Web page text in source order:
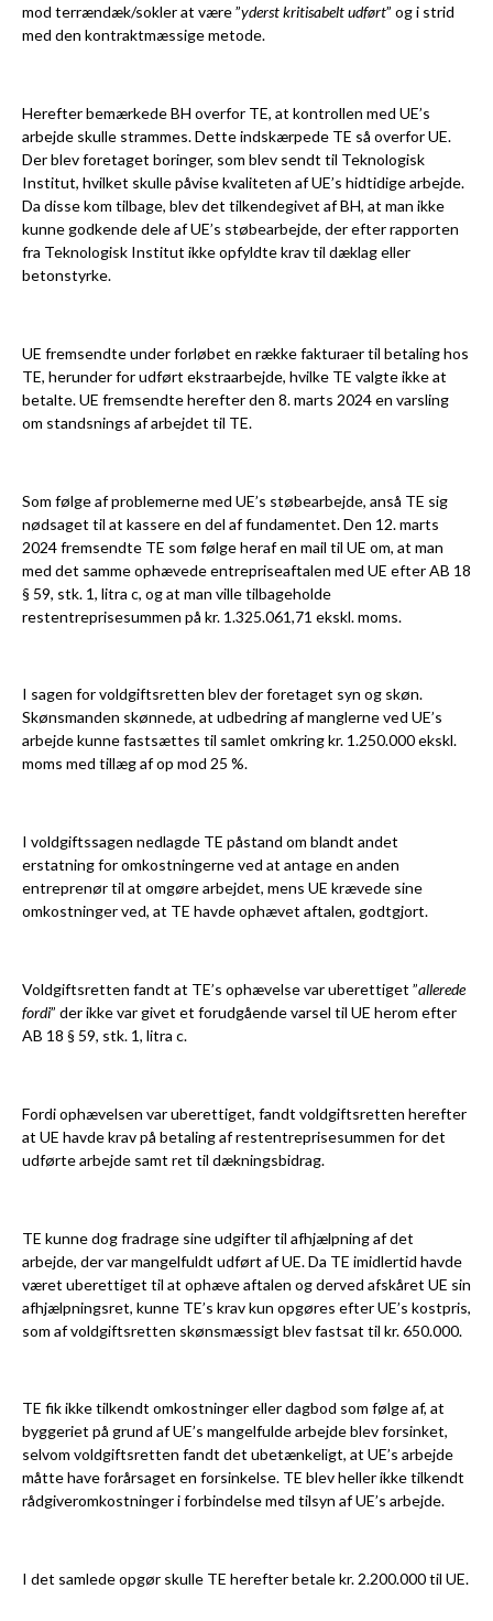
mod terrændæk/sokler at være ”yderst kritisabelt udført” og i strid
med den kontraktmæssige metode.
Herefter bemærkede BH overfor TE, at kontrollen med UE’s
arbejde skulle strammes. Dette indskærpede TE så overfor UE.
Der blev foretaget boringer, som blev sendt til Teknologisk
Institut, hvilket skulle påvise kvaliteten af UE’s hidtidige arbejde.
Da disse kom tilbage, blev det tilkendegivet af BH, at man ikke
kunne godkende dele af UE’s støbearbejde, der efter rapporten
fra Teknologisk Institut ikke opfyldte krav til dæklag eller
betonstyrke.
UE fremsendte under forløbet en række fakturaer til betaling hos
TE, herunder for udført ekstraarbejde, hvilke TE valgte ikke at
betalte. UE fremsendte herefter den 8. marts 2024 en varsling
om standsnings af arbejdet til TE.
Som følge af problemerne med UE’s støbearbejde, anså TE sig
nødsaget til at kassere en del af fundamentet. Den 12. marts
2024 fremsendte TE som følge heraf en mail til UE om, at man
med det samme ophævede entrepriseaftalen med UE efter AB 18
§ 59, stk. 1, litra c, og at man ville tilbageholde
restentreprisesummen på kr. 1.325.061,71 ekskl. moms.
I sagen for voldgiftsretten blev der foretaget syn og skøn.
Skønsmanden skønnede, at udbedring af manglerne ved UE’s
arbejde kunne fastsættes til samlet omkring kr. 1.250.000 ekskl.
moms med tillæg af op mod 25 %.
I voldgiftssagen nedlagde TE påstand om blandt andet
erstatning for omkostningerne ved at antage en anden
entreprenør til at omgøre arbejdet, mens UE krævede sine
omkostninger ved, at TE havde ophævet aftalen, godtgjort.
Voldgiftsretten fandt at TE’s ophævelse var uberettiget ”allerede
fordi” der ikke var givet et forudgående varsel til UE herom efter
AB 18 § 59, stk. 1, litra c.
Fordi ophævelsen var uberettiget, fandt voldgiftsretten herefter
at UE havde krav på betaling af restentreprisesummen for det
udførte arbejde samt ret til dækningsbidrag.
TE kunne dog fradrage sine udgifter til afhjælpning af det
arbejde, der var mangelfuldt udført af UE. Da TE imidlertid havde
været uberettiget til at ophæve aftalen og derved afskåret UE sin
afhjælpningsret, kunne TE’s krav kun opgøres efter UE’s kostpris,
som af voldgiftsretten skønsmæssigt blev fastsat til kr. 650.000.
TE fik ikke tilkendt omkostninger eller dagbod som følge af, at
byggeriet på grund af UE’s mangelfulde arbejde blev forsinket,
selvom voldgiftsretten fandt det ubetænkeligt, at UE’s arbejde
måtte have forårsaget en forsinkelse. TE blev heller ikke tilkendt
rådgiveromkostninger i forbindelse med tilsyn af UE’s arbejde.
I det samlede opgør skulle TE herefter betale kr. 2.200.000 til UE.